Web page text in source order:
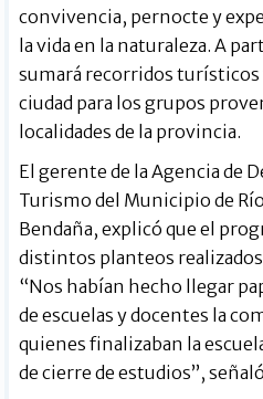
convivencia, pernocte y
la vida en la naturaleza. A
sumará recorridos turísticos
ciudad para los grupos
localidades de la provincia.
El gerente de la Agencia de
Turismo del Municipio de
Bendaña, explicó que el
distintos planteos
“Nos habían hecho llegar
de escuelas y docentes la
quienes finalizaban la
de cierre de estudios”,